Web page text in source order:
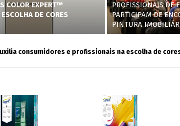
COLOR EXPERT™
DE CORES
PROFISSIONAIS DE
PARTICIPAM DE
PINTURA
e profissionais na escolha de cores e